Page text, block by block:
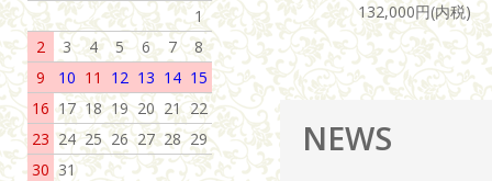
132,000円(内税)
NEWS
1
2
3 4 5 6 7
8
9
10 11 12 13 14 15
16 17 18 19 20 21 22
23 24 25 26 27 28 29
30 31